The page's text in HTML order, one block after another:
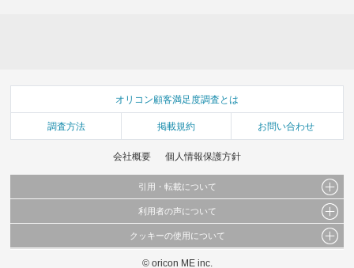
オリコン顧客満足度調査とは
調査方法 掲載規約 お問い合わせ
会社概要 個人情報保護方針
引用・転載について
当サイトで公開されている情報（文字、写真、イラスト、画像データ等）及びこれらの配
これらの情報を権利者の許可なく無断転載・複製などの二次利用を行うことは固く禁じて
利用者の声について
当サイトに掲載している内容はすべてサービスの利用者が提出された見解・感想です。
クッキーの使用について
このサイトでは Cookie を使用して、ユーザーに合わせたコンテンツや広告の表示、ソー
© oricon ME inc.